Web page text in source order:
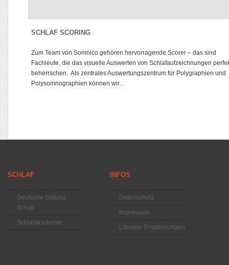
SCHLAF SCORING
Zum Team von Somnico gehören hervorragende Scorer – das sind
Fachleute, die das visuelle Auswerten von Schlafaufzeichnungen
beherrschen. Als zentrales Auswertungszentrum für Polygraphien und
Polysomnographien können wir...
SCHLAF
Deutsche Stiftung
Schlaf
Schlafakademie
INFOS
Datenschutz
Impressum
Literatur-Empfehlungen